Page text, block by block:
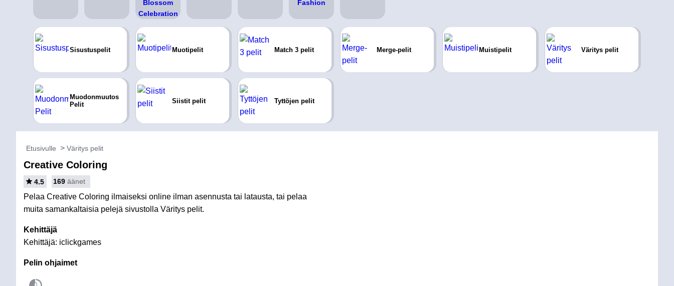
Sisustuspelit Muotipelit Match 3 pelit Merge-pelit Muistipelit Väritys pelit
Muodonmuutos
Pelit
Siistit pelit Tyttöjen pelit
Etusivulle Väritys pelit
Creative Coloring
4.5 169 äänet
Pelaa Creative Coloring ilmaiseksi online ilman asennusta tai latausta, tai pelaa
muita samankaltaisia pelejä sivustolla Väritys pelit.
Kehittäjä
Kehittäjä: iclickgames
Pelin ohjaimet